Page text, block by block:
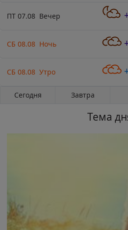
ПТ 07.08 Вечер
СБ 08.08 Ночь
СБ 08.08 Утро
Сегодня Завтра
Тема